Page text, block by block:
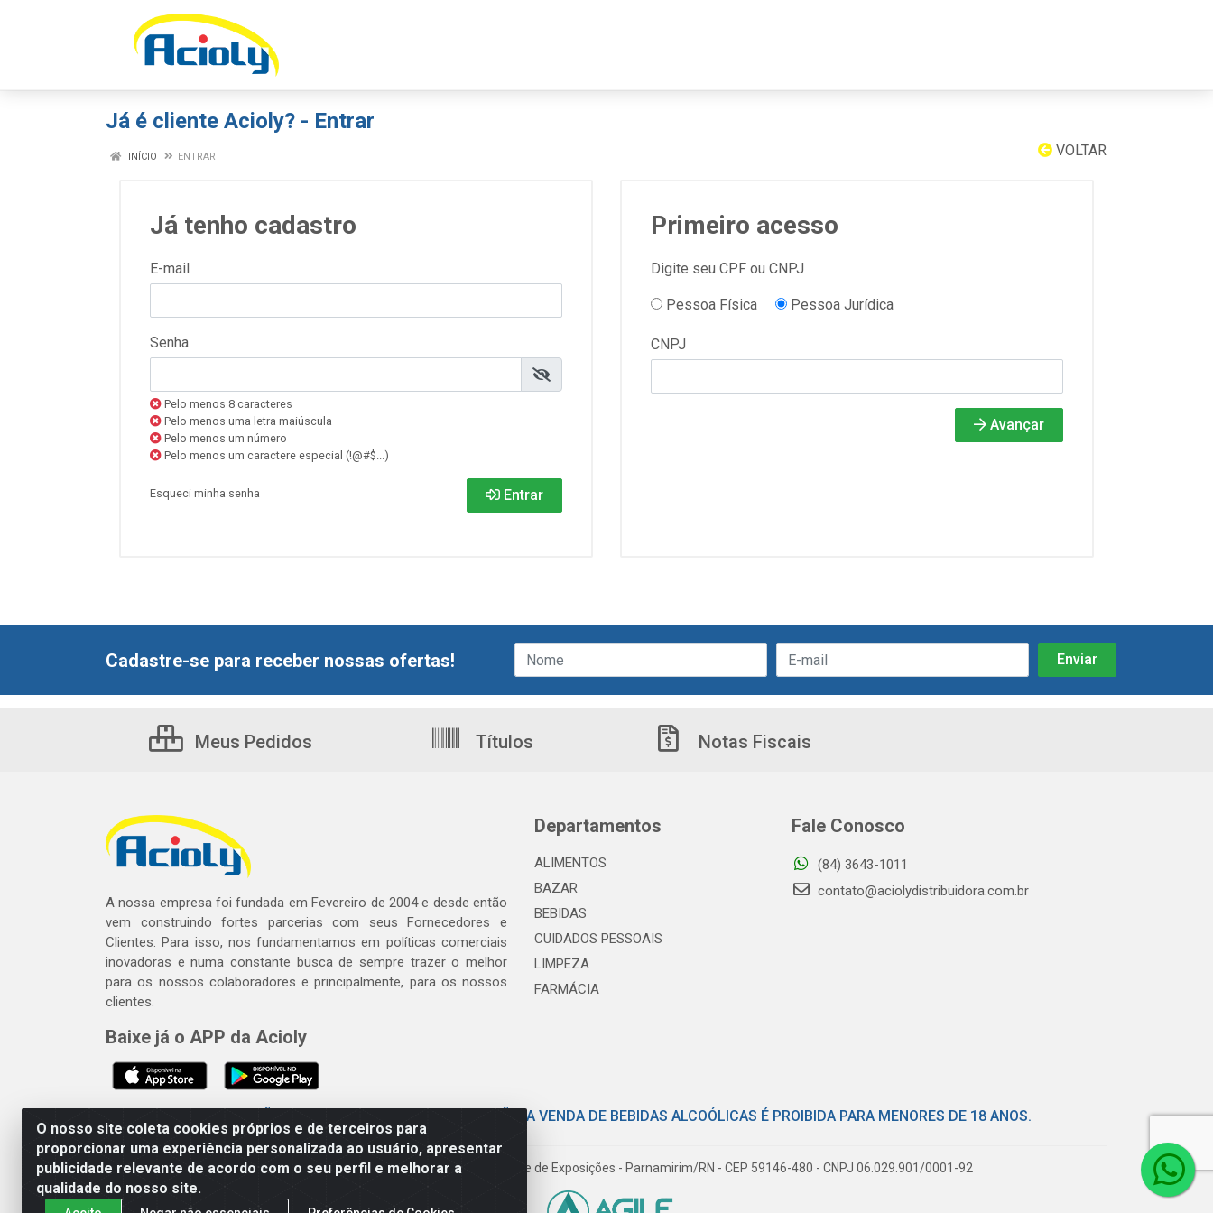
Já é cliente Acioly? - Entrar
VOLTAR
INÍCIO ENTRAR
Já tenho cadastro
E-mail
Senha
Pelo menos 8 caracteres
Pelo menos uma letra maiúscula
Pelo menos um número
Pelo menos um caractere especial (!@#$...)
Esqueci minha senha Entrar
Primeiro acesso
Digite seu CPF ou CNPJ
Pessoa Física Pessoa Jurídica
CNPJ
Avançar
O nosso site coleta cookies próprios e de terceiros para
proporcionar uma experiência personalizada ao usuário, apresentar
publicidade relevante de acordo com o seu perfil e melhorar a
qualidade do nosso site.
Cadastre-se para receber nossas ofertas!
Meus Pedidos Títulos Notas Fiscais
A nossa empresa foi fundada em Fevereiro de 2004 e desde então
vem construindo fortes parcerias com seus Fornecedores e
Clientes. Para isso, nos fundamentamos em políticas comerciais
inovadoras e numa constante busca de sempre trazer o melhor
para os nossos colaboradores e principalmente, para os nossos
clientes.
Baixe já o APP da Acioly
Departamentos
ALIMENTOS
BAZAR
BEBIDAS
CUIDADOS PESSOAIS
LIMPEZA
FARMÁCIA
Fale Conosco
(84) 3643-1011
contato@aciolydistribuidora.com.br
SE BEBER, NÃO DIRIJA. APRECIE COM MODERAÇÃO. A VENDA DE BEBIDAS ALCOÓLICAS É PROIBIDA PARA MENORES DE 18 ANOS.
Acioly Distribuidora - Av Piloto Pereira Tim - Parque de Exposições - Parnamirim/RN - CEP 59146-480 - CNPJ 06.029.901/0001-92